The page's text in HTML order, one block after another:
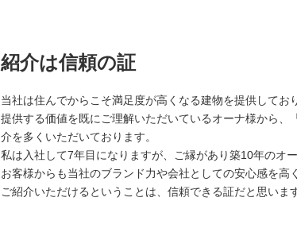
紹介は信頼の証
当社は住んでからこそ満足度が高くなる建物を提供してお
提供する価値を既にご理解いただいているオーナ様から
介を多くいただいております。
私は入社して7年目になりますが、ご縁があり築10年のオ
お客様からも当社のブランド力や会社としての安心感を
ご紹介いただけるということは、信頼できる証だと思い